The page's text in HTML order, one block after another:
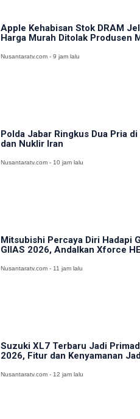
Apple Kehabisan Stok DRAM
Harga Murah Ditolak Produsen
Nusantaratv.com - 9 jam lalu
Polda Jabar Ringkus Dua Pria
dan Nuklir Iran
Nusantaratv.com - 10 jam lalu
Mitsubishi Percaya Diri Hadapi
GIIAS 2026, Andalkan Xforce
Nusantaratv.com - 11 jam lalu
Suzuki XL7 Terbaru Jadi
2026, Fitur dan Kenyamanan
Nusantaratv.com - 12 jam lalu